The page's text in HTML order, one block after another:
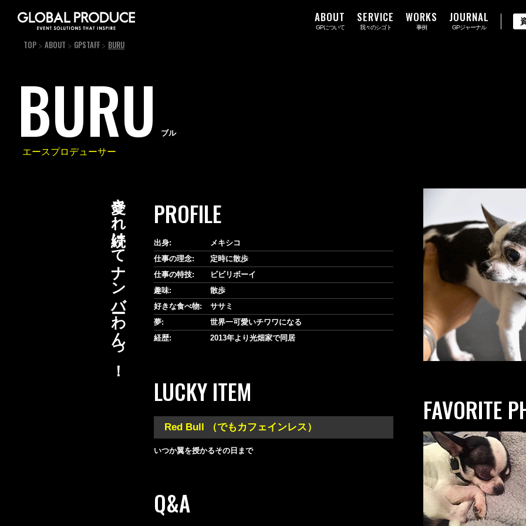
ABOUT
GPについて
SERVICE
我々のシゴト
WORKS
事例
JOURNAL
GPジャーナル
TOP ABOUT GPSTAFF BURU
BURU ブル
エースプロデューサー
愛され続けてナンバーわんっ！ PROFILE
出身:
メキシコ
仕事の理念:
定時に散歩
仕事の特技:
ビビリボーイ
趣味:
散歩
好きな食べ物:
ササミ
夢:
世界一可愛いチワワになる
経歴:
2013年より光畑家で同居
LUCKY ITEM
Red Bull （でもカフェインレス）
いつか翼を授かるその日まで
Q&A
FAVORITE